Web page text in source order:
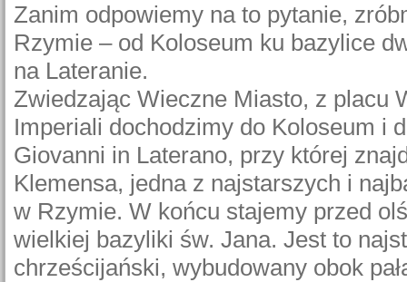
Zanim odpowiemy na to pytanie,
Rzymie – od Koloseum ku bazylice
na Lateranie.
Zwiedzając Wieczne Miasto, z placu
Imperiali dochodzimy do Koloseum i
Giovanni in Laterano, przy której
Klemensa, jedna z najstarszych i
w Rzymie. W końcu stajemy przed
wielkiej bazyliki św. Jana. Jest to
chrześcijański, wybudowany obok